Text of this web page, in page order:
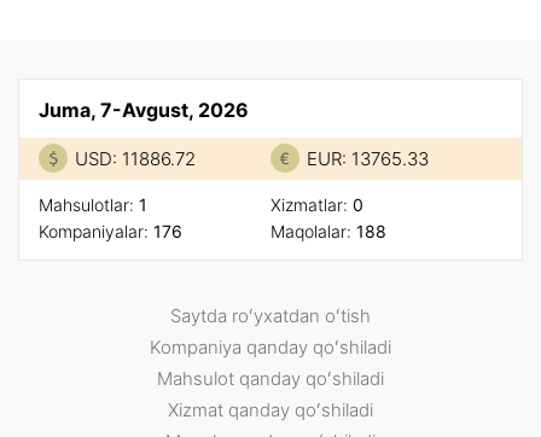
Juma, 7-Avgust, 2026
USD: 11886.72 EUR: 13765.33
Mahsulotlar: 1
Kompaniyalar: 176
Xizmatlar: 0
Maqolalar: 188
Saytda roʻyxatdan oʻtish
Kompaniya qanday qoʻshiladi
Mahsulot qanday qoʻshiladi
Xizmat qanday qoʻshiladi